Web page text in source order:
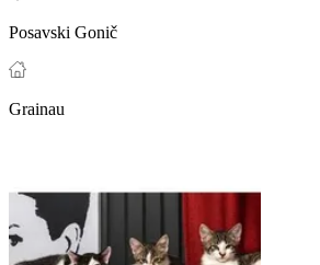
Posavski Gonič
Grainau